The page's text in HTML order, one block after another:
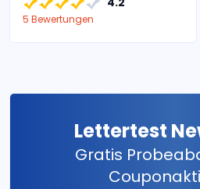
5 Bewertungen
Lettertest
Gratis